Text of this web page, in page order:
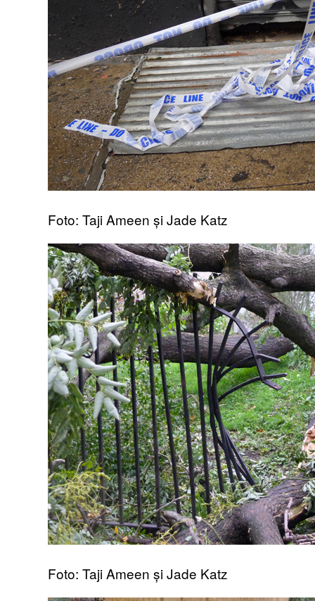
Foto: Taji Ameen și Jade Katz
Foto: Taji Ameen și Jade Katz